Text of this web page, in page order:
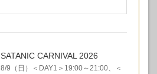
SATANIC CARNIVAL 2026
8/9（日）＜DAY1＞19:00～21:00、＜